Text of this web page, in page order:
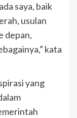
saya, baik
usulan
depan,
kata
yang